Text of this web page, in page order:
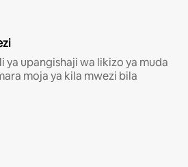
ya upangishaji wa likizo ya muda
moja ya kila mwezi bila